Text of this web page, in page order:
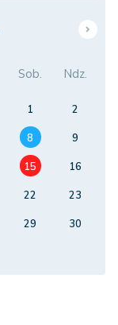
Sob. Ndz.
1
2
8
9
15
16
22
23
29
30